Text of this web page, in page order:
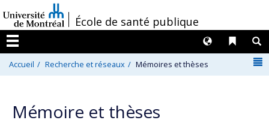
au
contenu
/École de santé publique
Menu
Liens
Langues
Accueil Recherche et réseaux Mémoires et thèses
Mémoire et thèses